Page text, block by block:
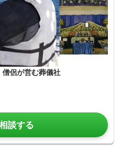
侶が営む葬儀社
談する